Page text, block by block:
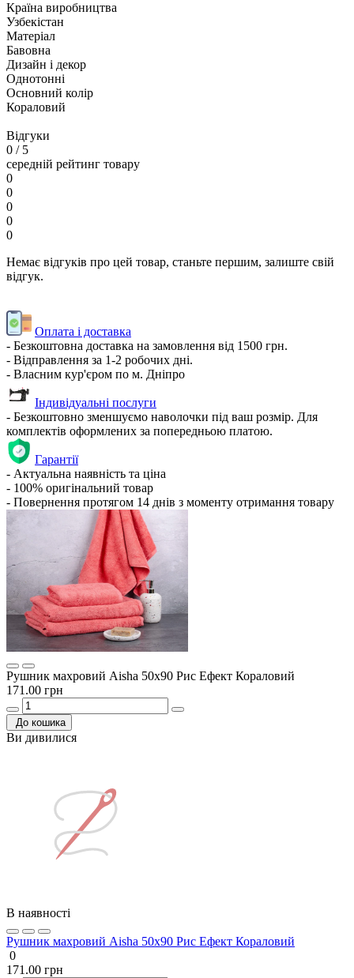
Країна виробництва
Узбекістан
Матеріал
Бавовна
Дизайн і декор
Однотонні
Основний колір
Кораловий
Відгуки
0 / 5
середній рейтинг товару
0
0
0
0
0
Немає відгуків про цей товар, станьте першим, залиште свій
відгук.
Оплата і доставка
- Безкоштовна доставка на замовлення від 1500 грн.
- Відправлення за 1-2 робочих дні.
- Власним кур'єром по м. Дніпро
Індивідуальні послуги
- Безкоштовно зменшуємо наволочки під ваш розмір. Для
комплектів оформлених за попередньою платою.
Гарантії
- Актуальна наявність та ціна
- 100% оригінальний товар
- Повернення протягом 14 днів з моменту отримання товару
Рушник махровий Aisha 50х90 Рис Ефект Кораловий
171.00 грн
До кошика
Ви дивилися
В наявності
Рушник махровий Aisha 50х90 Рис Ефект Кораловий
0
171.00 грн